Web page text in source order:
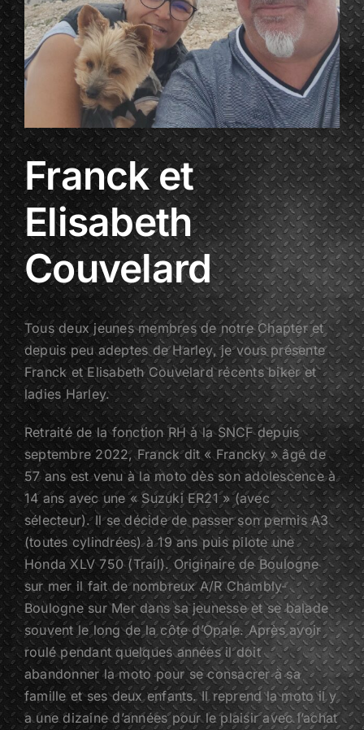
Franck et
Elisabeth
Couvelard
Tous deux jeunes membres de notre Chapter et
depuis peu adeptes de Harley, je vous présente
Franck et Elisabeth Couvelard récents biker et
ladies Harley.
Retraité de la fonction RH à la SNCF depuis
septembre 2022, Franck dit « Francky » âgé de
57 ans est venu à la moto dès son adolescence à
14 ans avec une « Suzuki ER21 » (avec
sélecteur). Il se décide de passer son permis A3
(toutes cylindrées) à 19 ans puis pilote une
Honda XLV 750 (Trail). Originaire de Boulogne
sur mer il fait de nombreux A/R Chambly-
Boulogne sur Mer dans sa jeunesse et se balade
souvent le long de la côte d’Opale. Après avoir
roulé pendant quelques années il doit
abandonner la moto pour se consacrer à sa
famille et ses deux enfants. Il reprend la moto il y
a une dizaine d’années pour le plaisir avec l’achat